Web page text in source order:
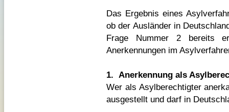
Das Ergebnis eines
ob der Ausländer in
Frage Nummer 2 bereits
Anerkennungen im
1. Anerkennung als
Wer als Asylberechtigter
ausgestellt und darf in